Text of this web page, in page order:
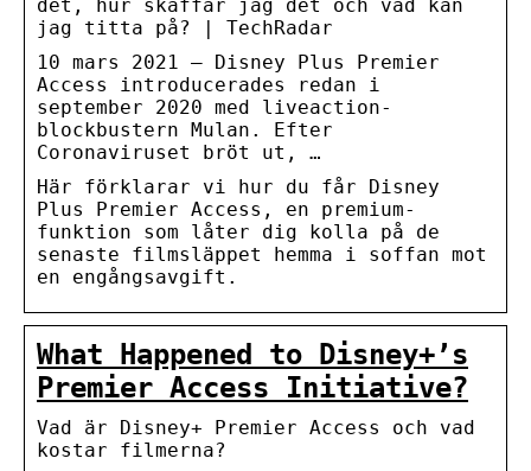
det, hur skaffar jag det och vad kan
jag titta på? | TechRadar
10 mars 2021 — Disney Plus Premier
Access introducerades redan i
september 2020 med liveaction-
blockbustern Mulan. Efter
Coronaviruset bröt ut, …
Här förklarar vi hur du får Disney
Plus Premier Access, en premium-
funktion som låter dig kolla på de
senaste filmsläppet hemma i soffan mot
en engångsavgift.
What Happened to Disney+’s
Premier Access Initiative?
Vad är Disney+ Premier Access och vad
kostar filmerna?